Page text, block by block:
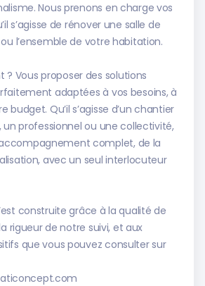
Nous prenons en charge vos
s’agisse de rénover une salle de
l’ensemble de votre habitation.
Vous proposer des solutions
adaptées à vos besoins, à
budget. Qu’il s’agisse d’un chantier
un professionnel ou une collectivité,
complet, de la
avec un seul interlocuteur
construite grâce à la qualité de
rigueur de notre suivi, et aux
que vous pouvez consulter sur